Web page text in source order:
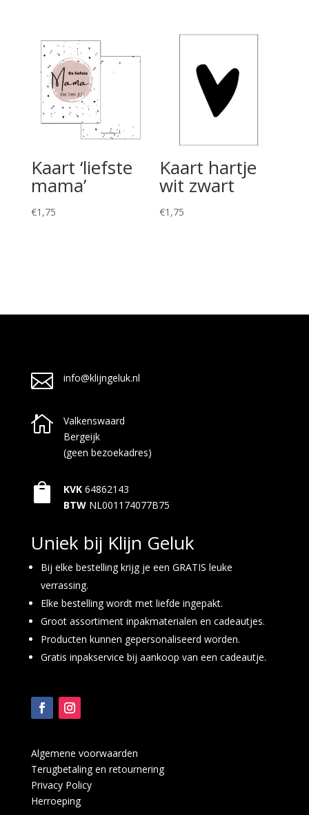
Kaart ‘liefste
mama’
€1,75
Kaart hartje
wit zwart
€1,75
 info@klijngeluk.nl

Valkenswaard
Bergeijk
(geen bezoekadres)
 KVK 64862143
BTW NL001174077B75
Uniek bij Klijn Geluk
Bij elke bestelling krijg je een GRATIS leuke
verrassing.
Elke bestelling wordt met liefde ingepakt.
Groot assortiment inpakmaterialen en cadeautjes.
Producten kunnen gepersonaliseerd worden.
Gratis inpakservice bij aankoop van een cadeautje.
Algemene voorwaarden
Terugbetaling en retournering
Privacy Policy
Herroeping